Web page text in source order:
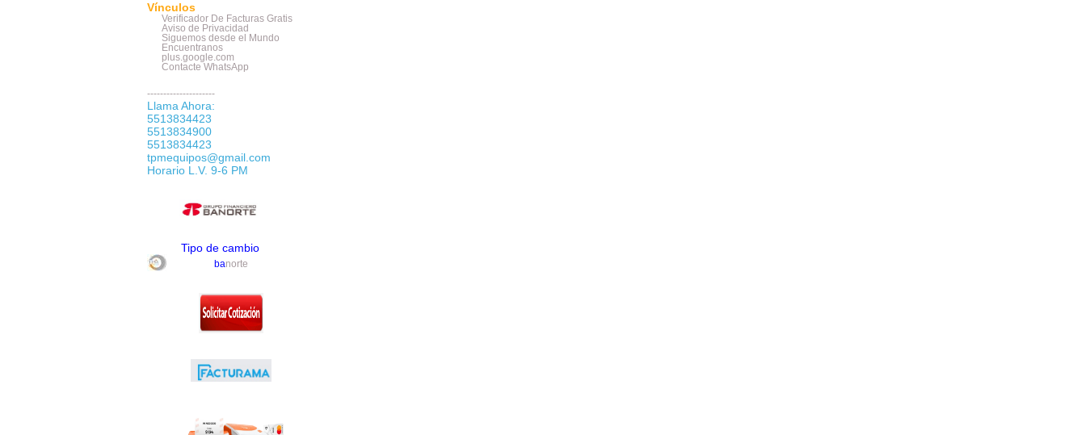
Vínculos
Verificador De Facturas Gratis
Aviso de Privacidad
Siguemos desde el Mundo
Encuentranos
plus.google.com
Contacte WhatsApp
---------------------
Llama Ahora:
5513834423
5513834900
5513834423
tpmequipos@gmail.com
Horario L.V. 9-6 PM
Tipo de cambio
banorte